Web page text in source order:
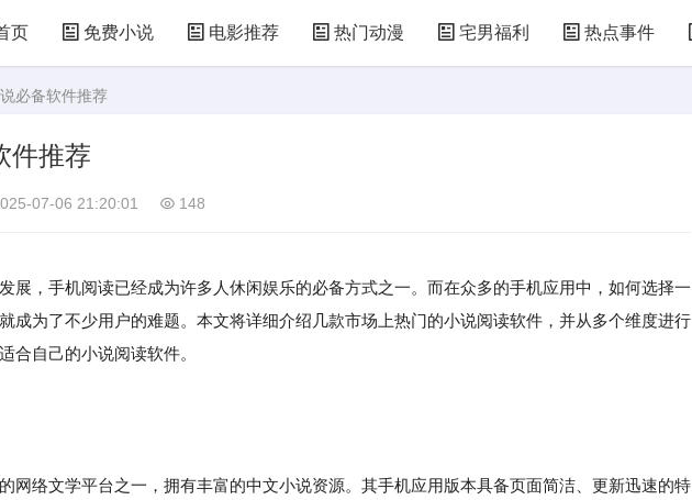
页 免费小说 电影推荐 热门动漫 宅男福利 热点事件
必备软件推荐
件推荐
07-06 21:20:01 148
展，手机阅读已经成为许多人休闲娱乐的必备方式之一。而在众多的手机应用中，如何选择一
成为了不少用户的难题。本文将详细介绍几款市场上热门的小说阅读软件，并从多个维度进行
合自己的小说阅读软件。
络文学平台之一，拥有丰富的中文小说资源。其手机应用版本具备页面简洁、更新迅速的特